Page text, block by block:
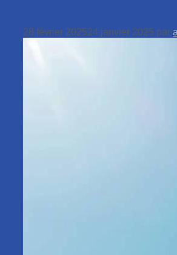
28 février 202524 janvier 2025 par